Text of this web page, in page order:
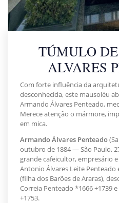
TÚMULO
ALVARES
Com forte influência da
desconhecida, este mausoléu
Armando Álvares Penteado,
Merece atenção o mármore,
em mica.
Armando Álvares Penteado
outubro de 1884 — São Paulo,
grande cafeicultor, empresário
Antonio Álvares Leite Penteado
(filha dos Barões de Araras),
Correia Penteado *1666 +1739
+1753.